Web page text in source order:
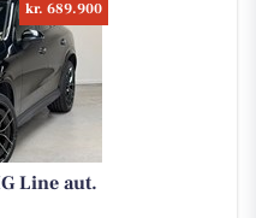
kr. 689.900
Line aut.